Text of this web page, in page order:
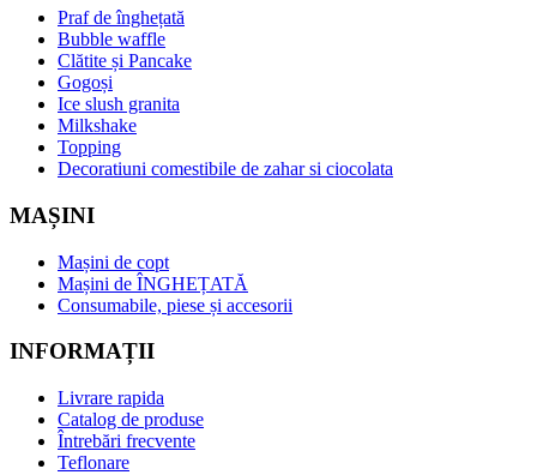
Praf de înghețată
Bubble waffle
Clătite și Pancake
Gogoși
Ice slush granita
Milkshake
Topping
Decoratiuni comestibile de zahar si ciocolata
MAȘINI
Mașini de copt
Mașini de ÎNGHEȚATĂ
Consumabile, piese și accesorii
INFORMAȚII
Livrare rapida
Catalog de produse
Întrebări frecvente
Teflonare